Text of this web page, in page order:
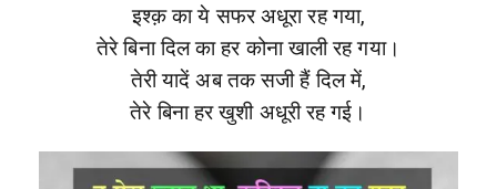
इश्क़ का ये सफर अधूरा रह गया,
तेरे बिना दिल का हर कोना खाली रह गया।
तेरी यादें अब तक सजी हैं दिल में,
तेरे बिना हर खुशी अधूरी रह गई।